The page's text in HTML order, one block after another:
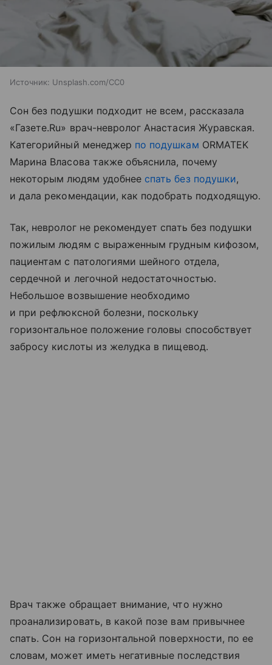
Источник: Unsplash.com/CC0
Сон без подушки подходит не всем, рассказала
«Газете.Ru» врач-невролог Анастасия Журавская.
Категорийный менеджер по подушкам ORMATEK
Марина Власова также объяснила, почему
некоторым людям удобнее спать без подушки,
и дала рекомендации, как подобрать подходящую.
Так, невролог не рекомендует спать без подушки
пожилым людям с выраженным грудным кифозом,
пациентам с патологиями шейного отдела,
сердечной и легочной недостаточностью.
Небольшое возвышение необходимо
и при рефлюксной болезни, поскольку
горизонтальное положение головы способствует
забросу кислоты из желудка в пищевод.
Врач также обращает внимание, что нужно
проанализировать, в какой позе вам привычнее
спать. Сон на горизонтальной поверхности, по ее
словам, может иметь негативные последствия